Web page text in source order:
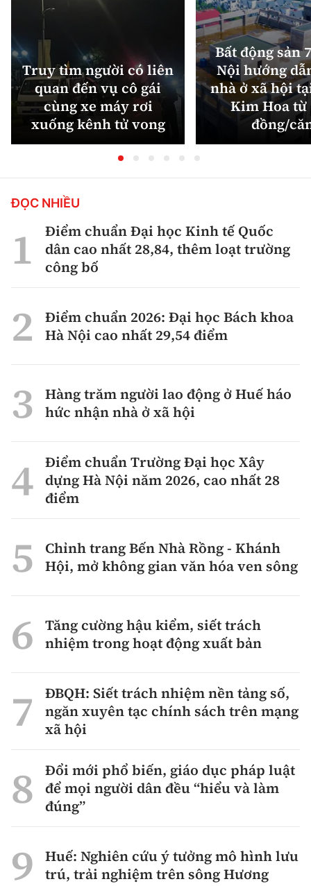
Truy tìm người có liên
quan đến vụ cô gái
cùng xe máy rơi
xuống kênh tử vong
Bất động sản
Nội hướng
nhà ở xã hội
Kim Hoa từ
đồng/
ĐỌC NHIỀU
Điểm chuẩn Đại học Kinh tế Quốc
dân cao nhất 28,84, thêm loạt trường
công bố
Điểm chuẩn 2026: Đại học Bách khoa
Hà Nội cao nhất 29,54 điểm
Hàng trăm người lao động ở Huế háo
hức nhận nhà ở xã hội
Điểm chuẩn Trường Đại học Xây
dựng Hà Nội năm 2026, cao nhất 28
điểm
Chỉnh trang Bến Nhà Rồng - Khánh
Hội, mở không gian văn hóa ven sông
Tăng cường hậu kiểm, siết trách
nhiệm trong hoạt động xuất bản
ĐBQH: Siết trách nhiệm nền tảng số,
ngăn xuyên tạc chính sách trên mạng
xã hội
Đổi mới phổ biến, giáo dục pháp luật
để mọi người dân đều “hiểu và làm
đúng”
Huế: Nghiên cứu ý tưởng mô hình lưu
trú, trải nghiệm trên sông Hương